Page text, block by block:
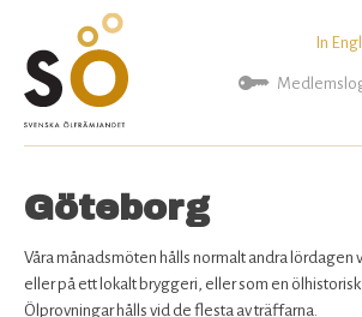
In
Om SÖ
Göteborg
Våra månadsmöten hålls normalt andra lördagen
eller på ett lokalt bryggeri, eller som en
Ölprovningar hålls vid de flesta av träffarna.